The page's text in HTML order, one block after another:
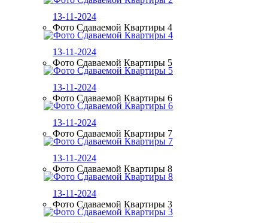
13-11-2024
Фото Сдаваемой Квартиры 4
13-11-2024
Фото Сдаваемой Квартиры 5
13-11-2024
Фото Сдаваемой Квартиры 6
13-11-2024
Фото Сдаваемой Квартиры 7
13-11-2024
Фото Сдаваемой Квартиры 8
13-11-2024
Фото Сдаваемой Квартиры 3